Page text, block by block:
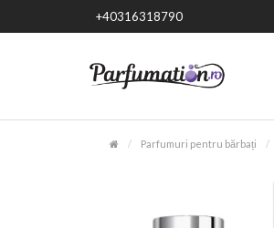
+40316318790
Parfumuri pentru bărbați